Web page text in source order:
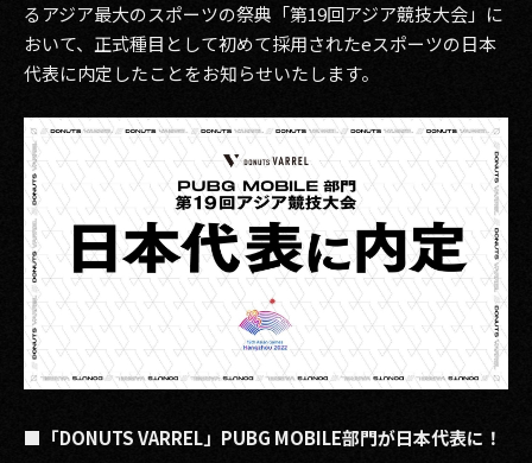
イベント
タテドラ
その他事業
2026
2025
2024
2023
PRIVACY POLICY
るアジア最大のスポーツの祭典「第19回アジア競技大会」に
おいて、正式種目として初めて採用されたeスポーツの日本
代表に内定したことをお知らせいたします。
■「DONUTS VARREL」PUBG MOBILE部門が日本代表に！